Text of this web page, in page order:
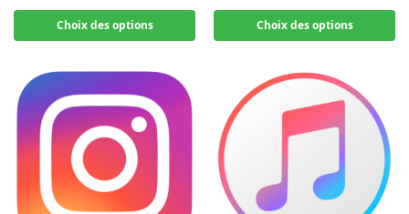
Choix des options Choix des options